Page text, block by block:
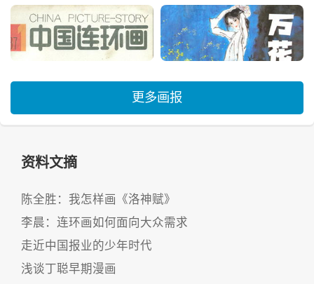
更多画报
资料文摘
陈全胜：我怎样画《洛神赋》
李晨：连环画如何面向大众需求
走近中国报业的少年时代
浅谈丁聪早期漫画